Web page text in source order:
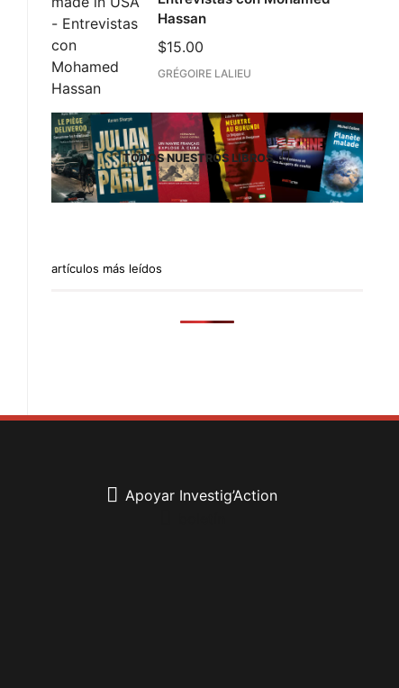
Hassan
$15.00
GRÉGOIRE LALIEU
TODOS NUESTROS LIBROS
artículos más leídos
Apoyar Investig’Action